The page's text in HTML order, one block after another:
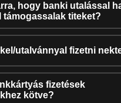
hogy banki utalással
támogassalak titeket?
utalvánnyal fizetni
fizetések
kötve?